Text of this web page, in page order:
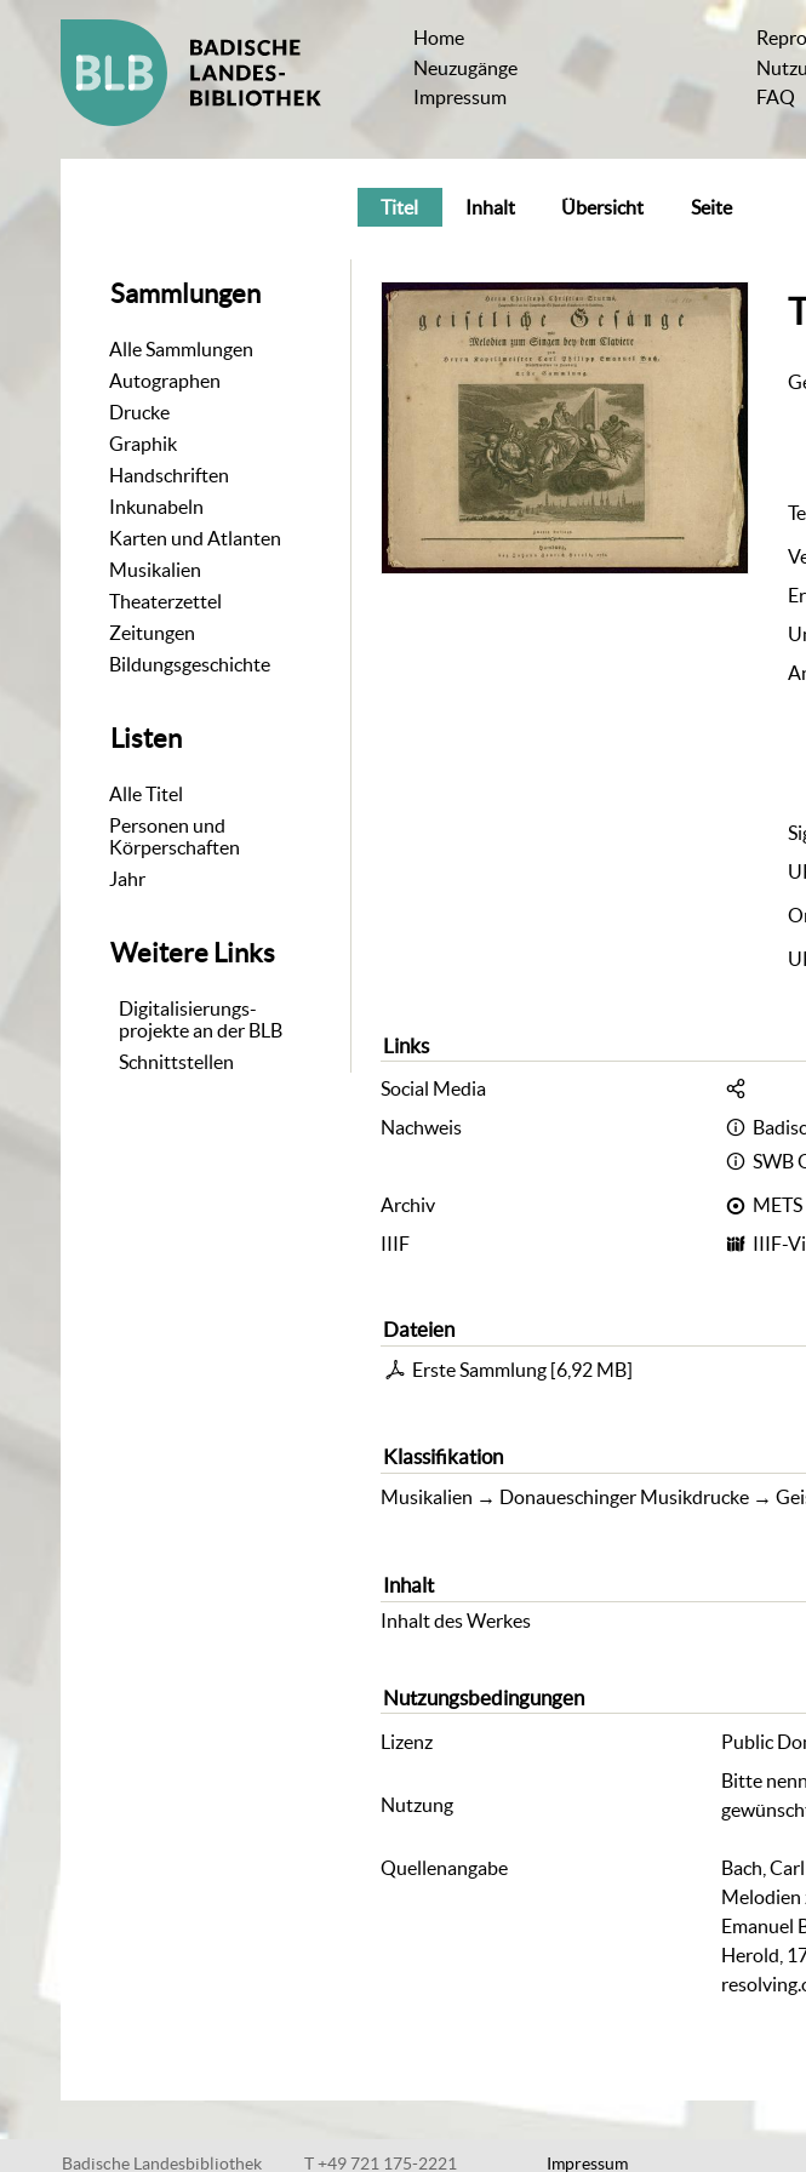
Home
Neuzugänge
Impressum
FAQ
Sammlungen
Alle Sammlungen
Autographen
Drucke
Graphik
Handschriften
Inkunabeln
Karten und Atlanten
Musikalien
Theaterzettel
Zeitungen
Bildungsgeschichte
Listen
Alle Titel
Personen und
Körperschaften
Jahr
Weitere Links
Digitalisierungs-
projekte an der BLB
Schnittstellen
Titel Inhalt Übersicht Seite
Links
Social Media
Nachweis
SWB
Archiv
IIIF
IIIF-
Dateien
Erste Sammlung[6,92 MB]
Klassifikation
Musikalien → Donaueschinger Musikdrucke →
Inhalt
Inhalt des Werkes
Nutzungsbedingungen
Lizenz Public
Nutzung
Bitte
Quellenangabe
Bach,
Melodien
Emanuel
Herold,
Badische Landesbibliothek T +49 721 175-2221 Impressum